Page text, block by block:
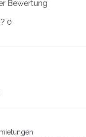
Bewertung
0